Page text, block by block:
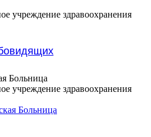
учреждение здравоохранения
Больница
учреждение здравоохранения